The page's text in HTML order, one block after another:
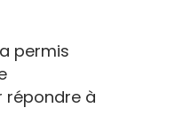
permis
répondre à